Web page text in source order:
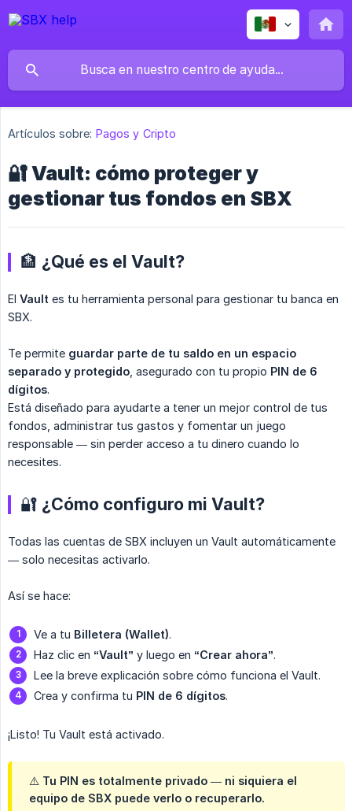
Artículos sobre: Pagos y Cripto
🔐 Vault: cómo proteger y
gestionar tus fondos en SBX
🏦 ¿Qué es el Vault?
El Vault es tu herramienta personal para gestionar tu banca en
SBX.
Te permite guardar parte de tu saldo en un espacio
separado y protegido , asegurado con tu propio PIN de 6
dígitos.
Está diseñado para ayudarte a tener un mejor control de tus
fondos, administrar tus gastos y fomentar un juego
responsable — sin perder acceso a tu dinero cuando lo
necesites.
🔐 ¿Cómo configuro mi Vault?
Todas las cuentas de SBX incluyen un Vault automáticamente
— solo necesitas activarlo.
Así se hace:
Ve a tu Billetera (Wallet).
Haz clic en “Vault” y luego en “Crear ahora”.
Lee la breve explicación sobre cómo funciona el Vault.
Crea y confirma tu PIN de 6 dígitos.
¡Listo! Tu Vault está activado.
⚠️ Tu PIN es totalmente privado — ni siquiera el
equipo de SBX puede verlo o recuperarlo.